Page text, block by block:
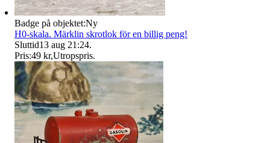
Badge på objektet:Ny
H0-skala. Märklin skrotlok för en billig peng!
Sluttid13 aug 21:24.
Pris:49 kr,Utropspris.